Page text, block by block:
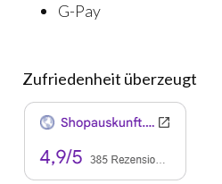
G-Pay
Zufriedenheit überzeugt